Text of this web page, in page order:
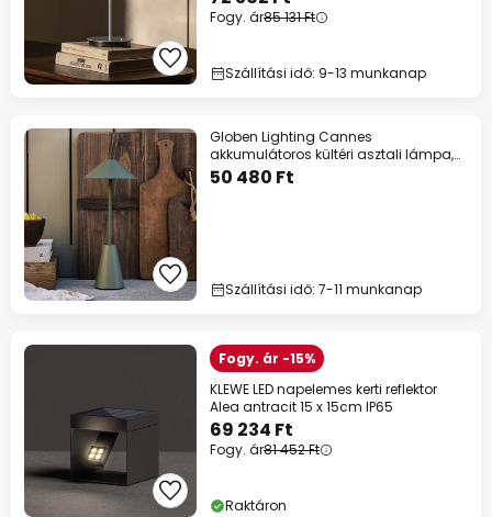
Fogy. ár85 131 Ft
Szállítási idő: 9-13 munkanap
Globen Lighting Cannes
akkumulátoros kültéri asztali lámpa,
zöld, IP54
50 480 Ft
Szállítási idő: 7-11 munkanap
Fogy. ár -15%
KLEWE LED napelemes kerti reflektor
Alea antracit 15 x 15cm IP65
69 234 Ft
Fogy. ár81 452 Ft
Raktáron